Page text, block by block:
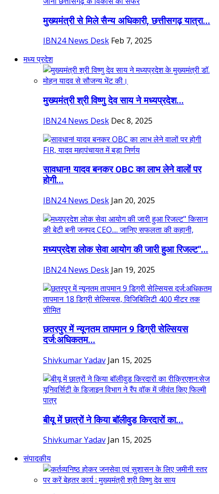
मुख्यमंत्री से मिले सैन्य अधिकारी, छत्तीसगढ़ यात्रा...
IBN24 News Desk Feb 7, 2025
मध्य प्रदेश
मुख्यमंत्री श्री विष्णु देव साय ने मध्यप्रदेश...
IBN24 News Desk Dec 8, 2025
सावधान! यादव बनकर OBC का लाभ लेने वालों पर
होगी...
IBN24 News Desk Jan 20, 2025
मध्यप्रदेश लोक सेवा आयोग की जारी हुआ रिजल्ट"...
IBN24 News Desk Jan 19, 2025
छतरपुर में न्यूनतम तापमान 9 डिग्री सेल्सियस
दर्ज:अधिकतम...
Shivkumar Yadav Jan 15, 2025
बीयू में छात्रों ने किया बॉलीवुड किरदारों का...
Shivkumar Yadav Jan 15, 2025
संपादकीय